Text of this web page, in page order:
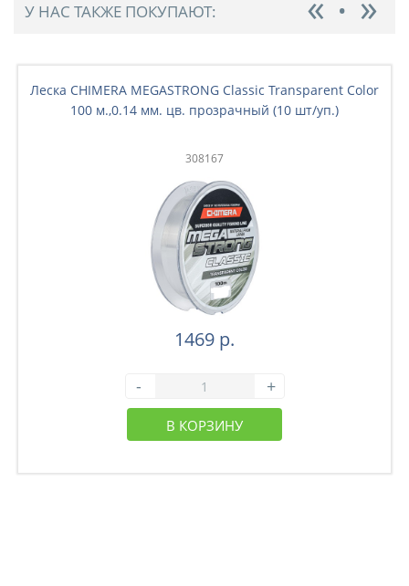
У НАС ТАКЖЕ ПОКУПАЮТ:
Леска CHIMERA MEGASTRONG Classic Transparent Color
100 м.,0.14 мм. цв. прозрачный (10 шт/уп.)
308167
1469 р.
- +
В КОРЗИНУ